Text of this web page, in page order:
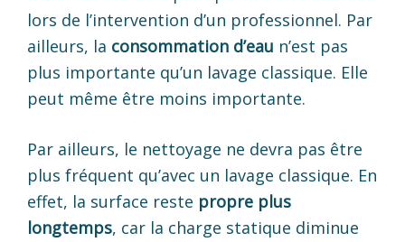
lors de l’intervention d’un professionnel. Par
ailleurs, la consommation d’eau n’est pas
plus importante qu’un lavage classique. Elle
peut même être moins importante.
Par ailleurs, le nettoyage ne devra pas être
plus fréquent qu’avec un lavage classique. En
effet, la surface reste propre plus
longtemps, car la charge statique diminue